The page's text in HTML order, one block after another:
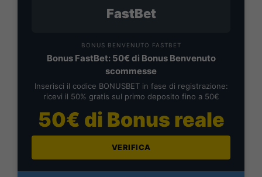
FastBet
BONUS BENVENUTO FASTBET
Bonus FastBet: 50€ di Bonus Benvenuto
scommesse
Inserisci il codice BONUSBET in fase di registrazione:
ricevi il 50% gratis sul primo deposito fino a 50€
50€ di Bonus reale
VERIFICA